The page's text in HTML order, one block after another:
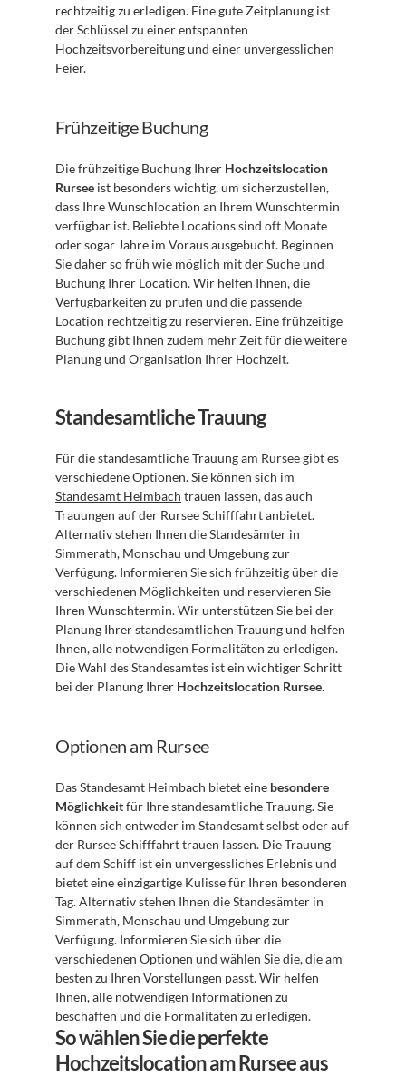
rechtzeitig zu erledigen. Eine gute Zeitplanung ist
der Schlüssel zu einer entspannten
Hochzeitsvorbereitung und einer unvergesslichen
Feier.
Frühzeitige Buchung
Die frühzeitige Buchung Ihrer Hochzeitslocation
Rursee ist besonders wichtig, um sicherzustellen,
dass Ihre Wunschlocation an Ihrem Wunschtermin
verfügbar ist. Beliebte Locations sind oft Monate
oder sogar Jahre im Voraus ausgebucht. Beginnen
Sie daher so früh wie möglich mit der Suche und
Buchung Ihrer Location. Wir helfen Ihnen, die
Verfügbarkeiten zu prüfen und die passende
Location rechtzeitig zu reservieren. Eine frühzeitige
Buchung gibt Ihnen zudem mehr Zeit für die weitere
Planung und Organisation Ihrer Hochzeit.
Standesamtliche Trauung
Für die standesamtliche Trauung am Rursee gibt es
Standesamt Heimbach trauen lassen, das auch
Trauungen auf der Rursee Schifffahrt anbietet.
Alternativ stehen Ihnen die Standesämter in
Simmerath, Monschau und Umgebung zur
Verfügung. Informieren Sie sich frühzeitig über die
verschiedenen Möglichkeiten und reservieren Sie
Ihren Wunschtermin. Wir unterstützen Sie bei der
Planung Ihrer standesamtlichen Trauung und helfen
Ihnen, alle notwendigen Formalitäten zu erledigen.
Die Wahl des Standesamtes ist ein wichtiger Schritt
bei der Planung Ihrer Hochzeitslocation Rursee.
Optionen am Rursee
Das Standesamt Heimbach bietet eine besondere
Möglichkeit für Ihre standesamtliche Trauung. Sie
können sich entweder im Standesamt selbst oder auf
der Rursee Schifffahrt trauen lassen. Die Trauung
auf dem Schiff ist ein unvergessliches Erlebnis und
bietet eine einzigartige Kulisse für Ihren besonderen
Tag. Alternativ stehen Ihnen die Standesämter in
Simmerath, Monschau und Umgebung zur
Verfügung. Informieren Sie sich über die
verschiedenen Optionen und wählen Sie die, die am
besten zu Ihren Vorstellungen passt. Wir helfen
Ihnen, alle notwendigen Informationen zu
beschaffen und die Formalitäten zu erledigen.
So wählen Sie die perfekte
Hochzeitslocation am Rursee aus